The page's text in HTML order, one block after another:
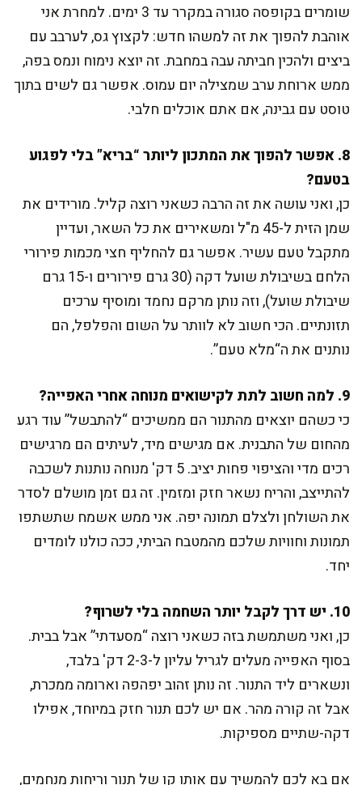
שומרים בקופסה סגורה במקרר עד 3 ימים. למחרת אני
אוהבת להפוך את זה למשהו חדש: לקצוץ גס, לערבב עם
ביצים ולהכין חביתה עבה במחבת. זה יוצא נימוח ונמס בפה,
ממש ארוחת ערב שמצילה יום עמוס. אפשר גם לשים בתוך
טוסט עם גבינה, אם אתם אוכלים חלבי.
8. אפשר להפוך את המתכון ליותר “בריא” בלי לפגוע
בטעם?
כן, ואני עושה את זה הרבה כשאני רוצה קליל. מורידים את
שמן הזית ל-45 מ"ל ומשאירים את כל השאר, ועדיין
מתקבל טעם עשיר. אפשר גם להחליף חצי מכמות פירורי
הלחם בשיבולת שועל דקה (30 גרם פירורים ו-15 גרם
שיבולת שועל), וזה נותן מרקם נחמד ומוסיף ערכים
תזונתיים. הכי חשוב לא לוותר על השום והפלפל, הם
נותנים את ה“מלא טעם”.
9. למה חשוב לתת לקישואים מנוחה אחרי האפייה?
כי כשהם יוצאים מהתנור הם ממשיכים “להתבשל” עוד רגע
מהחום של התבנית. אם מגישים מיד, לעיתים הם מרגישים
רכים מדי והציפוי פחות יציב. 5 דק' מנוחה נותנות לשכבה
להתייצב, והריח נשאר חזק ומזמין. זה גם זמן מושלם לסדר
את השולחן ולצלם תמונה יפה. אני ממש אשמח שתשתפו
תמונות וחוויות שלכם מהמטבח הביתי, ככה כולנו לומדים
יחד.
10. יש דרך לקבל יותר השחמה בלי לשרוף?
כן, ואני משתמשת בזה כשאני רוצה “מסעדתי” אבל בבית.
בסוף האפייה מעלים לגריל עליון ל-2-3 דק' בלבד,
ונשארים ליד התנור. זה נותן זהוב יפהפה וארומה ממכרת,
אבל זה קורה מהר. אם יש לכם תנור חזק במיוחד, אפילו
דקה-שתיים מספיקות.
אם בא לכם להמשיך עם אותו קו של תנור וריחות מנחמים,